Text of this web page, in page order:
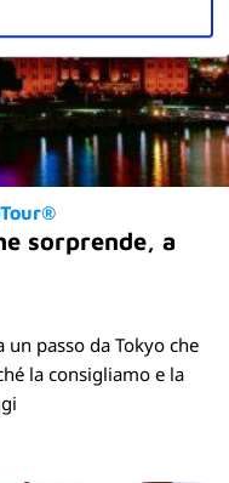
sorprende, a
un passo da Tokyo che
la consigliamo e la